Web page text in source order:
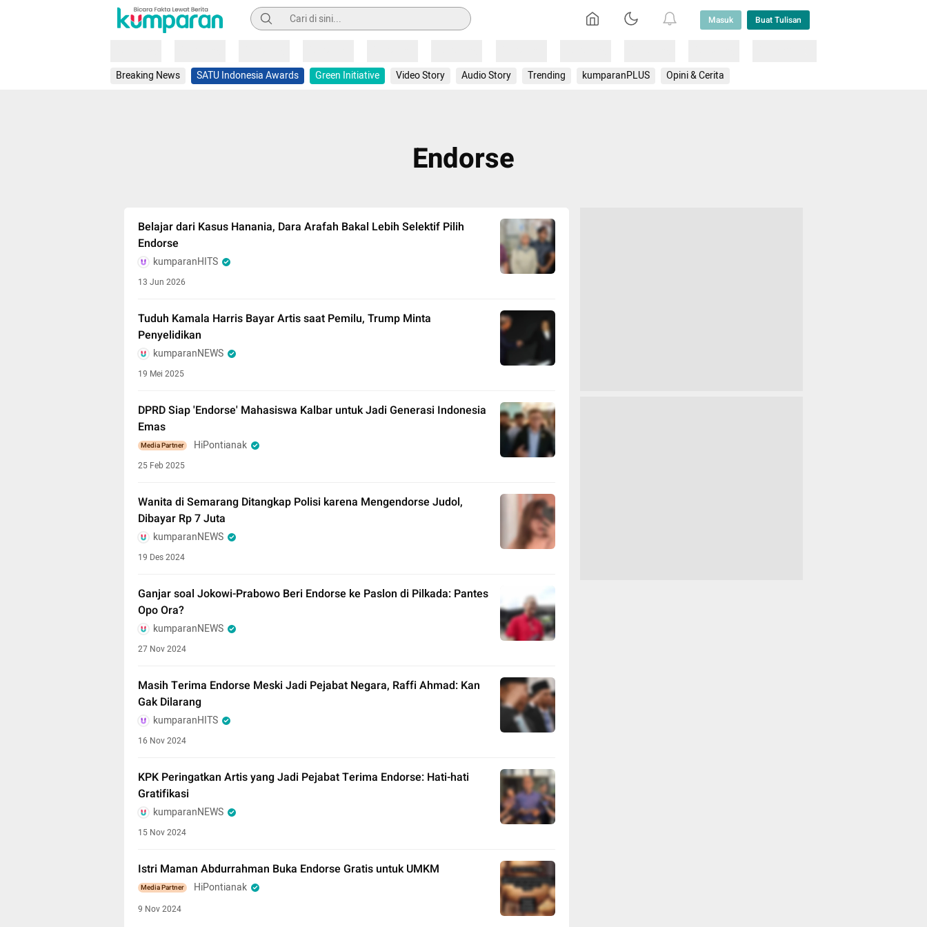
Pencarian Masuk Buat Tulisan
Breaking News SATU Indonesia Awards Green Initiative Video Story Audio Story Trending kumparanPLUS Opini & Cerita
Endorse
Belajar dari Kasus Hanania, Dara Arafah Bakal Lebih Selektif Pilih
Endorse
kumparanHITS
13 Jun 2026
Tuduh Kamala Harris Bayar Artis saat Pemilu, Trump Minta
Penyelidikan
kumparanNEWS
19 Mei 2025
DPRD Siap 'Endorse' Mahasiswa Kalbar untuk Jadi Generasi Indonesia
Emas
Media Partner HiPontianak
25 Feb 2025
Wanita di Semarang Ditangkap Polisi karena Mengendorse Judol,
Dibayar Rp 7 Juta
kumparanNEWS
19 Des 2024
Ganjar soal Jokowi-Prabowo Beri Endorse ke Paslon di Pilkada: Pantes
Opo Ora?
kumparanNEWS
27 Nov 2024
Masih Terima Endorse Meski Jadi Pejabat Negara, Raffi Ahmad: Kan
Gak Dilarang
kumparanHITS
16 Nov 2024
KPK Peringatkan Artis yang Jadi Pejabat Terima Endorse: Hati-hati
Gratifikasi
kumparanNEWS
15 Nov 2024
Istri Maman Abdurrahman Buka Endorse Gratis untuk UMKM
Media Partner HiPontianak
9 Nov 2024